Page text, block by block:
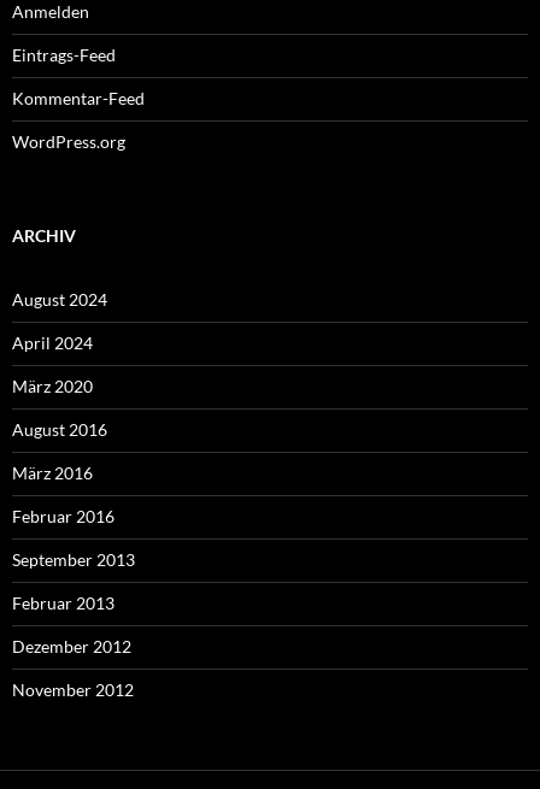
Anmelden
Eintrags-Feed
Kommentar-Feed
WordPress.org
ARCHIV
August 2024
April 2024
März 2020
August 2016
März 2016
Februar 2016
September 2013
Februar 2013
Dezember 2012
November 2012